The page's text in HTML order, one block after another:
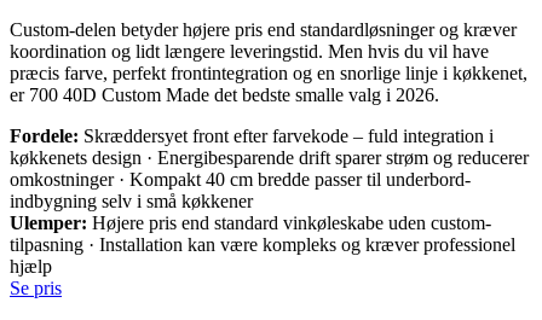
Custom-delen betyder højere pris end standardløsninger og kræver
koordination og lidt længere leveringstid. Men hvis du vil have
præcis farve, perfekt frontintegration og en snorlige linje i køkkenet,
er 700 40D Custom Made det bedste smalle valg i 2026.
Fordele: Skræddersyet front efter farvekode – fuld integration i
køkkenets design · Energibesparende drift sparer strøm og reducerer
omkostninger · Kompakt 40 cm bredde passer til underbord-
indbygning selv i små køkkener
Ulemper: Højere pris end standard vinkøleskabe uden custom-
tilpasning · Installation kan være kompleks og kræver professionel
hjælp
Se pris